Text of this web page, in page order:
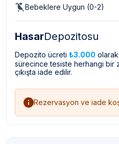
Bebeklere Uygun (0-2)
HasarDepozitosu
Depozito ücreti ₺3.000
sürecince tesiste herhangi bir
çıkışta iade edilir.
Rezervasyon ve iade